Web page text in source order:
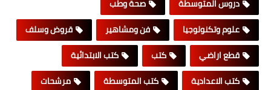
دروس المتوسطة
صحة وطب
علوم وتكنولوجيا
فن ومشاهير
قروض وسلف
قطع اراضي
كتب
كتب الابتدائية
كتب الاعدادية
كتب المتوسطة
مرشحات